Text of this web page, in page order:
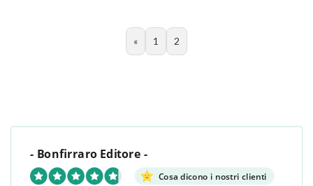
« 1 2
- Bonfirraro Editore -
Cosa dicono i nostri clienti